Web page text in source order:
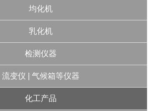
均化机
乳化机
检测仪器
流变仪 | 气候箱等仪器
化工产品